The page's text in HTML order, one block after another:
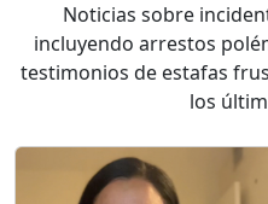
Noticias sobre
incluyendo arrestos
testimonios de estafas
los